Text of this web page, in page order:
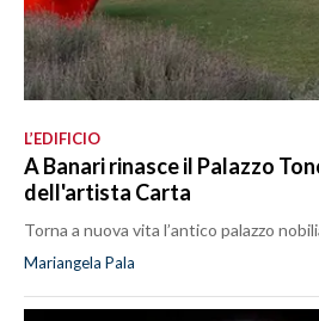
L’EDIFICIO
A Banari rinasce il Palazzo
dell'artista Carta
Torna a nuova vita l’antico palazzo
Mariangela Pala